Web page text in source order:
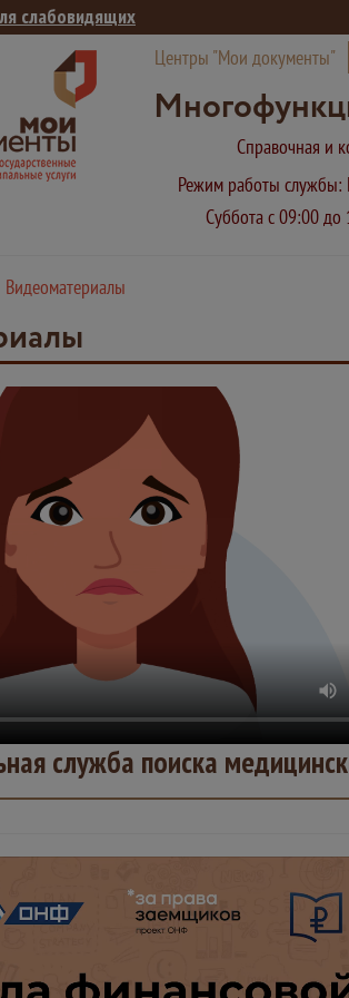
слабовидящих
Центры "Мои документы"
Справочная и
Режим работы службы:
Суббота с 09:00 до
Видеоматериалы
служба поиска